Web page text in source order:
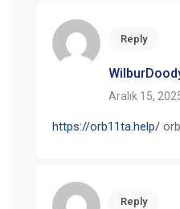
Reply
Aralık 15,
https://orb11ta.help/
Reply